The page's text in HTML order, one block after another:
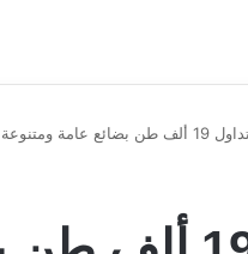
طن بضائع عامة ومتنوعة بموانئ البحر الأحمر اليوم